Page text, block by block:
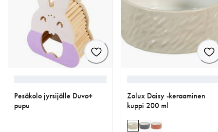
Pesäkolo jyrsijälle Duvo+
pupu
Zolux Daisy -keraaminen
kuppi 200 ml